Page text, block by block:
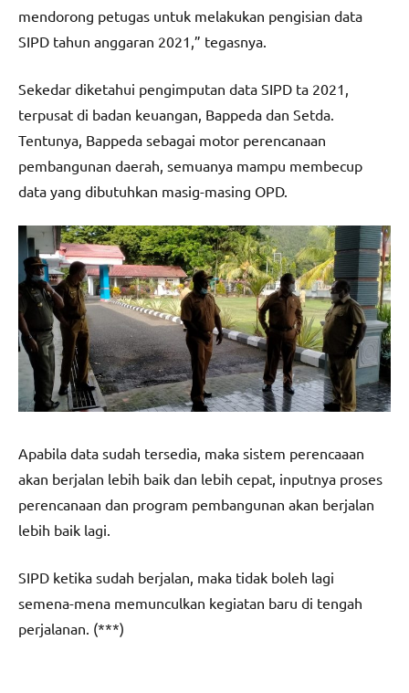
mendorong petugas untuk melakukan pengisian data
SIPD tahun anggaran 2021,” tegasnya.
Sekedar diketahui pengimputan data SIPD ta 2021,
terpusat di badan keuangan, Bappeda dan Setda.
Tentunya, Bappeda sebagai motor perencanaan
pembangunan daerah, semuanya mampu membecup
data yang dibutuhkan masig-masing OPD.
Apabila data sudah tersedia, maka sistem perencaaan
akan berjalan lebih baik dan lebih cepat, inputnya proses
perencanaan dan program pembangunan akan berjalan
lebih baik lagi.
SIPD ketika sudah berjalan, maka tidak boleh lagi
semena-mena memunculkan kegiatan baru di tengah
perjalanan. (***)